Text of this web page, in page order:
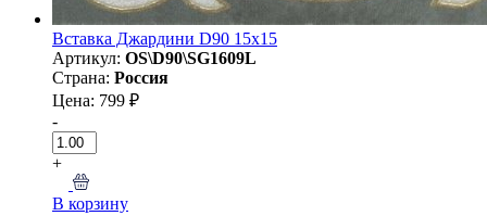
Вставка Джардини D90 15х15
Артикул: OS\D90\SG1609L
Страна: Россия
Цена: 799 ₽
-
+
В корзину